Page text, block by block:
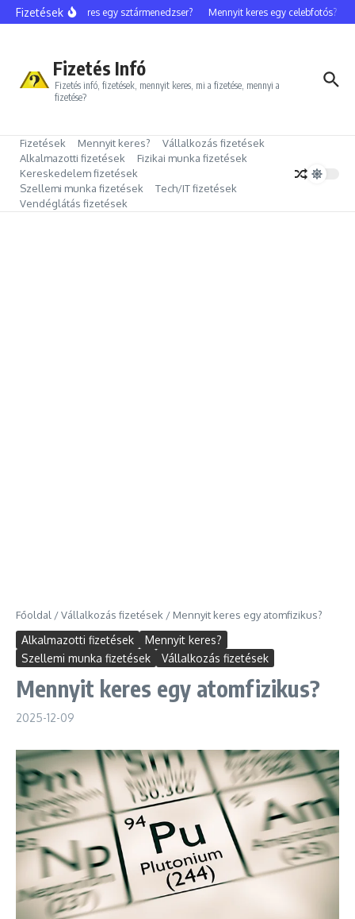
Ugrás a tartalomhoz
Fizetések
Mennyit keres egy sztármenedzser? Mennyit keres egy celebfotós?
Fizetés Infó
Fizetés infó, fizetések, mennyit keres, mi a fizetése, mennyi a
fizetése?
Fizetések Mennyit keres?
Vállalkozás fizetések
Alkalmazotti fizetések
Fizikai munka fizetések
Kereskedelem fizetések
Szellemi munka fizetések
Tech/IT fizetések
Vendéglátás fizetések
Főoldal /Vállalkozás fizetések / Mennyit keres egy atomfizikus?
Alkalmazotti fizetések
Mennyit keres?
Szellemi munka fizetések
Vállalkozás fizetések
Mennyit keres egy atomfizikus?
2025-12-09